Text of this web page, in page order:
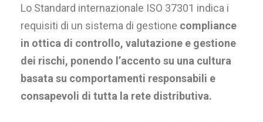
Lo Standard internazionale ISO 37301 indica i
requisiti di un sistema di gestione compliance
in ottica di controllo, valutazione e gestione
dei rischi, ponendo l’accento su una cultura
basata su comportamenti responsabili e
consapevoli di tutta la rete distributiva.